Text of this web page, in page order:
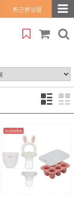
최근본상품